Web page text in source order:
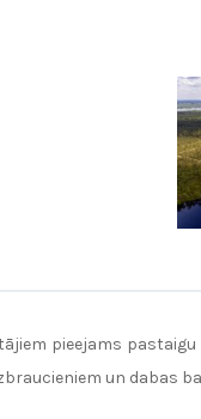
pieejams
un dabas